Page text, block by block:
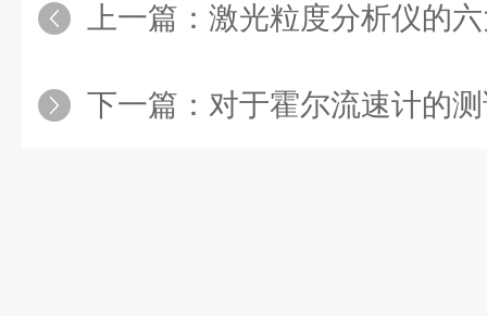
上一篇： 激光粒度分析仪的
下一篇： 对于霍尔流速计的测试步